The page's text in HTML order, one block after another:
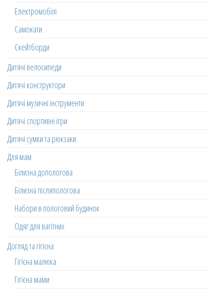
Електромобілі
Самокати
Скейтборди
Дитячі велосипеди
Дитячі конструктори
Дитячі музичні інструменти
Дитячі спортивні ігри
Дитячі сумки та рюкзаки
Для мам
Білизна допологова
Білизна післяпологова
Набори в пологовий будинок
Одяг для вагітних
Догляд та гігієна
Гігієна малюка
Гігієна мами